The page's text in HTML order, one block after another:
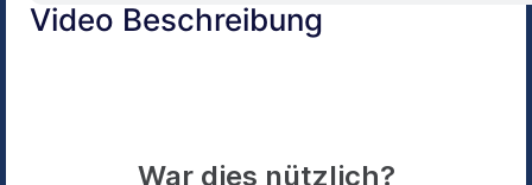
Video Beschreibung
War dies nützlich?